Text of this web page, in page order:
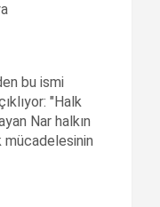
bu ismi
"Halk
Nar halkın
mücadelesinin